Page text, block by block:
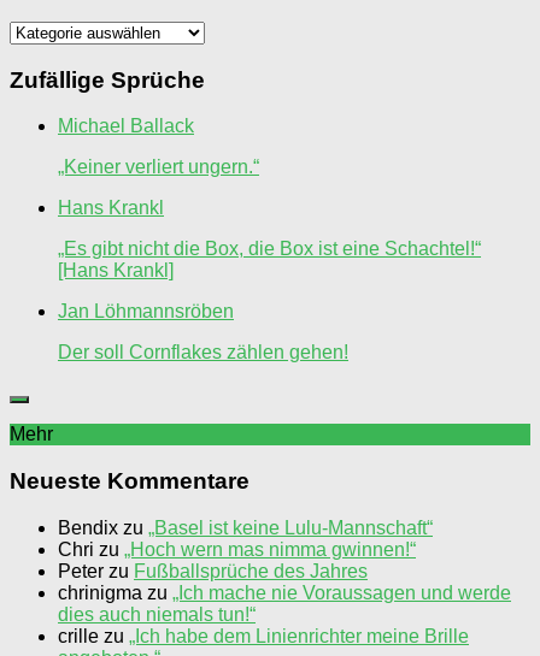
Spruchkünstler
Zufällige Sprüche
Michael Ballack
„Keiner verliert ungern.“
Hans Krankl
„Es gibt nicht die Box, die Box ist eine Schachtel!“
[Hans Krankl]
Jan Löhmannsröben
Der soll Cornflakes zählen gehen!
Mehr
Neueste Kommentare
Bendix zu „Basel ist keine Lulu-Mannschaft“
Chri zu „Hoch wern mas nimma gwinnen!“
Peter zu Fußballsprüche des Jahres
chrinigma zu „Ich mache nie Voraussagen und werde
dies auch niemals tun!“
crille zu „Ich habe dem Linienrichter meine Brille